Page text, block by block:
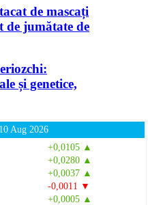
de mascați
de jumătate de
și genetice,
Aug 2026
+0,0105 ▲
+0,0280 ▲
+0,0037 ▲
-0,0011 ▼
+0,0005 ▲